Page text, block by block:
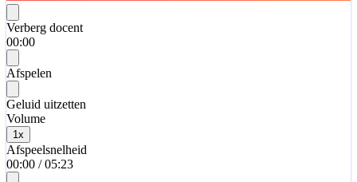
Verberg docent
00:00
Afspelen
Geluid uitzetten
Volume
1 x
Afspeelsnelheid
00:00 / 05:23